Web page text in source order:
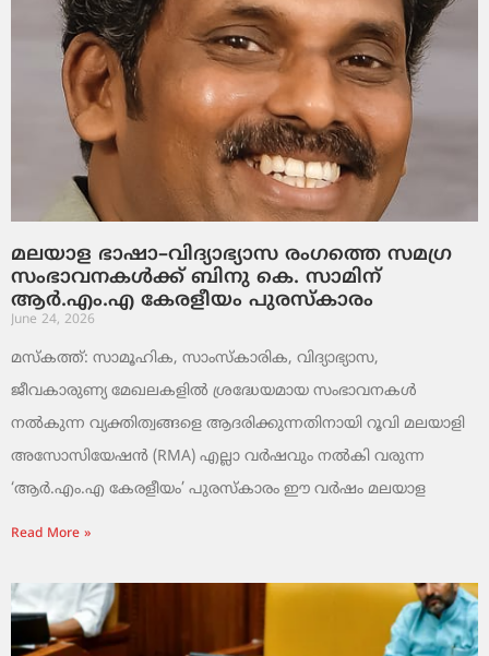
മലയാള ഭാഷാ–വിദ്യാഭ്യാസ രംഗത്തെ സമഗ്ര
സംഭാവനകൾക്ക് ബിനു കെ. സാമിന്
ആർ.എം.എ കേരളീയം പുരസ്‌കാരം
June 24, 2026
മസ്കത്ത്: സാമൂഹിക, സാംസ്‌കാരിക, വിദ്യാഭ്യാസ,
ജീവകാരുണ്യ മേഖലകളിൽ ശ്രദ്ധേയമായ സംഭാവനകൾ
നൽകുന്ന വ്യക്തിത്വങ്ങളെ ആദരിക്കുന്നതിനായി റൂവി മലയാളി
അസോസിയേഷൻ (RMA) എല്ലാ വർഷവും നൽകി വരുന്ന
‘ആർ.എം.എ കേരളീയം’ പുരസ്‌കാരം ഈ വർഷം മലയാള
Read More »